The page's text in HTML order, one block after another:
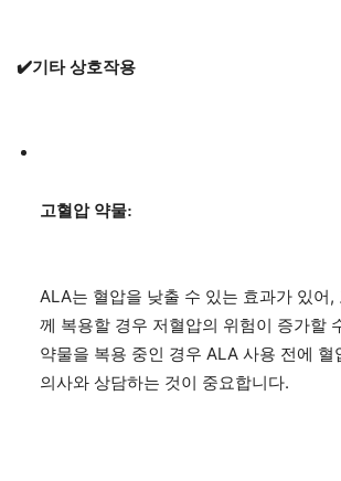
✔️기타 상호작용
고혈압 약물:
ALA는 혈압을 낮출 수 있는 효과가 있어,
께 복용할 경우 저혈압의 위험이 증가할
약물을 복용 중인 경우 ALA 사용 전에 혈
의사와 상담하는 것이 중요합니다.